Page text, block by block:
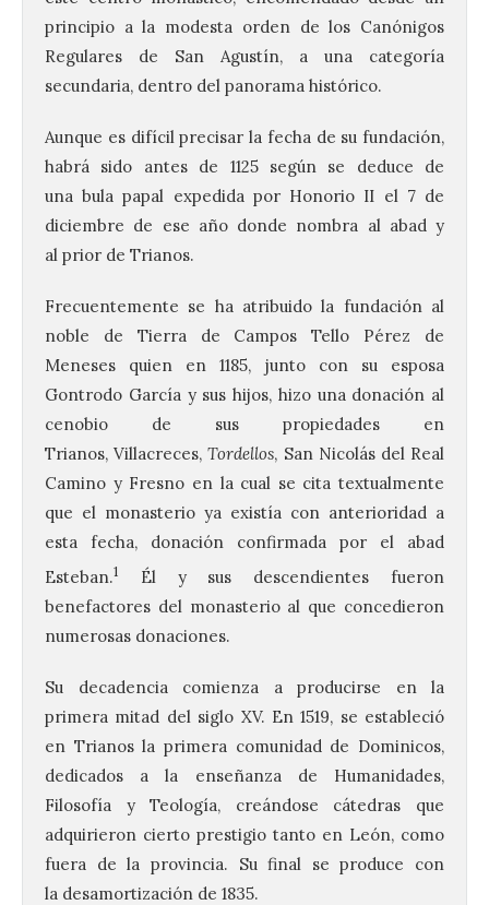
principio a la modesta orden de los Canónigos
Regulares de San Agustín, a una categoría
secundaria, dentro del panorama histórico.
Aunque es difícil precisar la fecha de su fundación,
habrá sido antes de 1125 según se deduce de
una bula papal expedida por Honorio II el 7 de
diciembre de ese año donde nombra al abad y
al prior de Trianos.
Frecuentemente se ha atribuido la fundación al
noble de Tierra de Campos Tello Pérez de
Meneses quien en 1185, junto con su esposa
Gontrodo García y sus hijos, hizo una donación al
cenobio de sus propiedades en
Trianos, Villacreces,Tordellos, San Nicolás del Real
Camino y Fresno en la cual se cita textualmente
que el monasterio ya existía con anterioridad a
esta fecha, donación confirmada por el abad
Esteban.1
​ Él y sus descendientes fueron
benefactores del monasterio al que concedieron
numerosas donaciones.
Su decadencia comienza a producirse en la
primera mitad del siglo XV. En 1519, se estableció
en Trianos la primera comunidad de Dominicos,
dedicados a la enseñanza de Humanidades,
Filosofía y Teología, creándose cátedras que
adquirieron cierto prestigio tanto en León, como
fuera de la provincia. Su final se produce con
la desamortización de 1835.